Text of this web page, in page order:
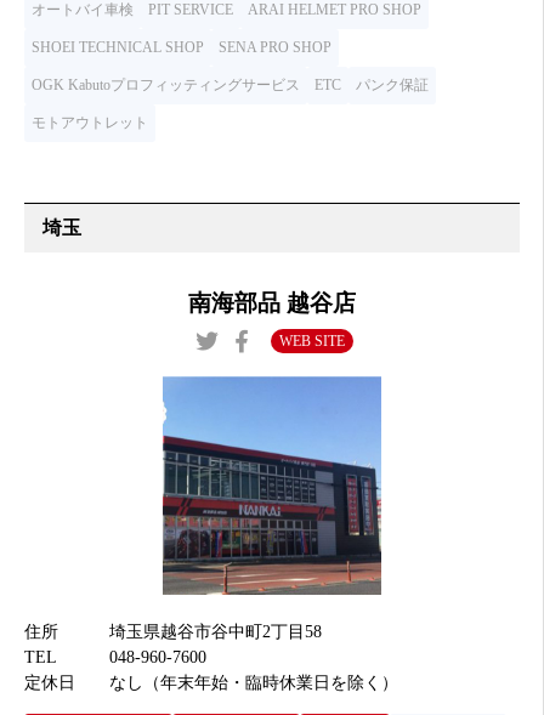
オートバイ車検 PIT SERVICE ARAI HELMET PRO SHOP
SHOEI TECHNICAL SHOP SENA PRO SHOP
OGK Kabutoプロフィッティングサービス ETC パンク保証
モトアウトレット
埼玉
南海部品 越谷店
WEB SITE
住所
埼玉県越谷市谷中町2丁目58
TEL
048-960-7600
定休日
なし（年末年始・臨時休業日を除く）